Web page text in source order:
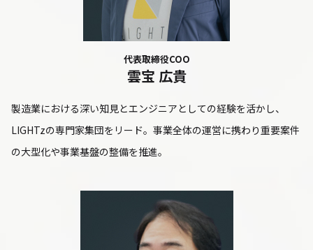
代表取締役COO
雲宝 広貴
製造業における深い知見とエンジニアとしての経験を活かし、
LIGHTzの専門家集団をリード。事業全体の運営に携わり重要案件
の大型化や事業基盤の整備を推進。